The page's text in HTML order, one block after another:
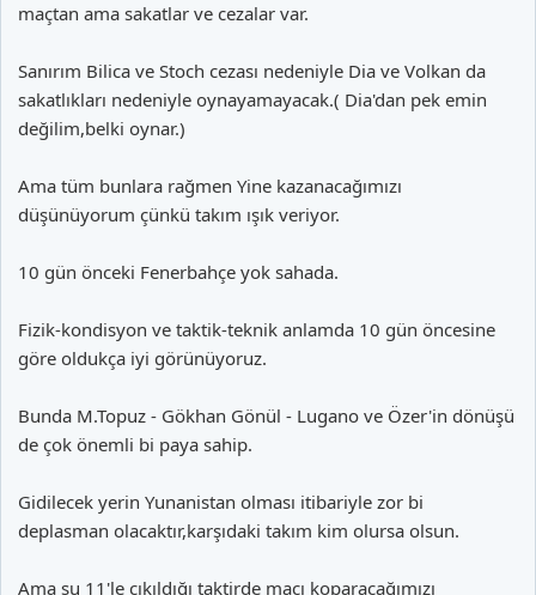
maçtan ama sakatlar ve cezalar var.
Sanırım Bilica ve Stoch cezası nedeniyle Dia ve Volkan da
sakatlıkları nedeniyle oynayamayacak.( Dia'dan pek emin
değilim,belki oynar.)
Ama tüm bunlara rağmen Yine kazanacağımızı
düşünüyorum çünkü takım ışık veriyor.
10 gün önceki Fenerbahçe yok sahada.
Fizik-kondisyon ve taktik-teknik anlamda 10 gün öncesine
göre oldukça iyi görünüyoruz.
Bunda M.Topuz - Gökhan Gönül - Lugano ve Özer'in dönüşü
de çok önemli bi paya sahip.
Gidilecek yerin Yunanistan olması itibariyle zor bi
deplasman olacaktır,karşıdaki takım kim olursa olsun.
Ama şu 11'le çıkıldığı taktirde maçı koparacağımızı